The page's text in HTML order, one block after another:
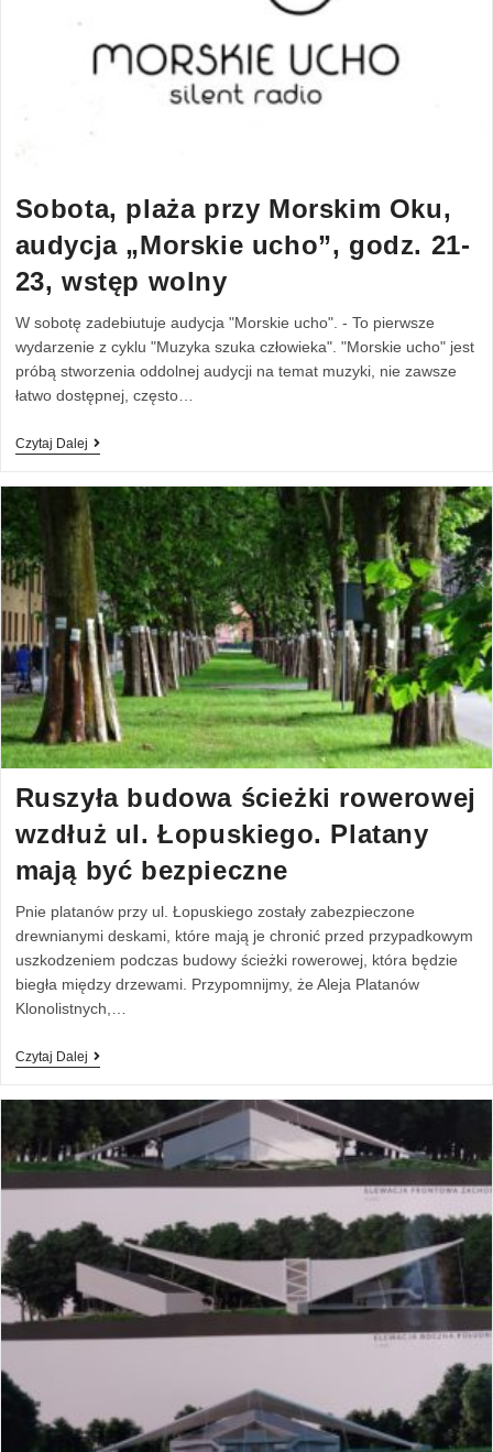
Sobota, plaża przy Morskim Oku,
audycja „Morskie ucho”, godz. 21-
23, wstęp wolny
W sobotę zadebiutuje audycja "Morskie ucho". - To pierwsze
wydarzenie z cyklu "Muzyka szuka człowieka". "Morskie ucho" jest
próbą stworzenia oddolnej audycji na temat muzyki, nie zawsze
łatwo dostępnej, często…
Czytaj Dalej
Ruszyła budowa ścieżki rowerowej
wzdłuż ul. Łopuskiego. Platany
mają być bezpieczne
Pnie platanów przy ul. Łopuskiego zostały zabezpieczone
drewnianymi deskami, które mają je chronić przed przypadkowym
uszkodzeniem podczas budowy ścieżki rowerowej, która będzie
biegła między drzewami. Przypomnijmy, że Aleja Platanów
Klonolistnych,…
Czytaj Dalej